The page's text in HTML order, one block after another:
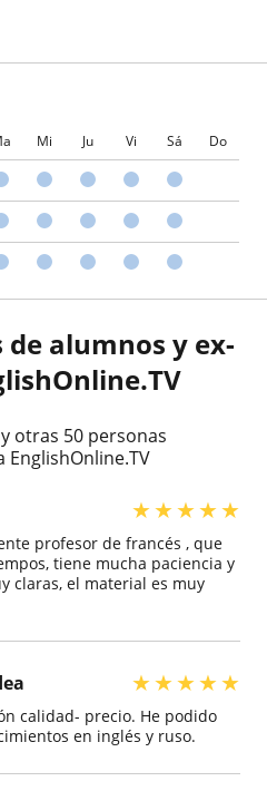
Mi Ju Vi Sá Do
alumnos y ex-
otras 50 personas
EnglishOnline.TV
★★★★★
profesor de francés , que
tiene mucha paciencia y
claras, el material es muy
★★★★★
calidad- precio. He podido
en inglés y ruso.